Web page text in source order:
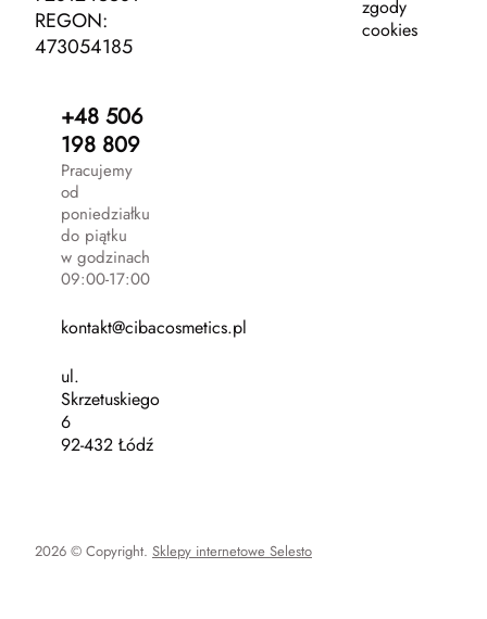
REGON:
473054185
+48 506
198 809
Pracujemy
od
poniedziałku
do piątku
w godzinach
09:00-17:00
kontakt@cibacosmetics.pl
ul.
Skrzetuskiego
6
92-432 Łódź
zgody
cookies
2026 © Copyright. Sklepy internetowe Selesto